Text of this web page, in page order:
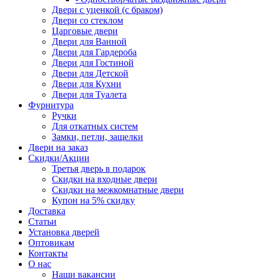
Двери с уценкой (с браком)
Двери со стеклом
Царговые двери
Двери для Ванной
Двери для Гардероба
Двери для Гостиной
Двери для Детской
Двери для Кухни
Двери для Туалета
Фурнитура
Ручки
Для откатных систем
Замки, петли, защелки
Двери на заказ
Скидки/Акции
Третья дверь в подарок
Скидки на входные двери
Скидки на межкомнатные двери
Купон на 5% скидку
Доставка
Статьи
Установка дверей
Оптовикам
Контакты
О нас
Наши вакансии